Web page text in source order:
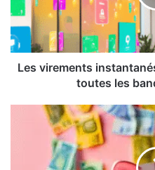
dans
toutes
les
banques
françaises
Les virements
toutes les